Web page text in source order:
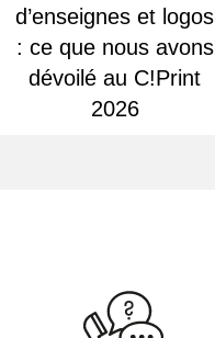
d’enseignes et logos
: ce que nous avons
dévoilé au C!Print
2026